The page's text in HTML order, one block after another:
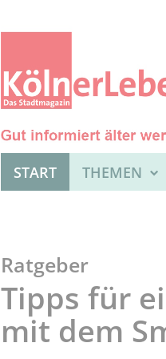
START THEMEN
Ratgeber
Tipps für
mit dem